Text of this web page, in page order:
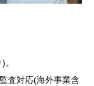
査対応(海外事業含